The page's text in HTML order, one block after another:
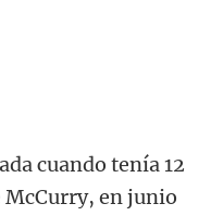
cuando tenía 12
en junio